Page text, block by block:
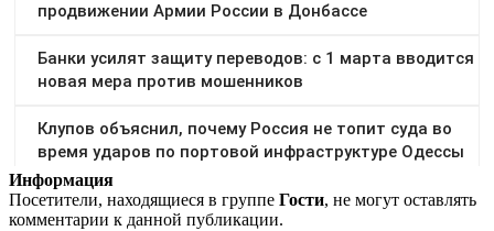
Информация
Посетители, находящиеся в группе Гости, не могут оставлять
комментарии к данной публикации.